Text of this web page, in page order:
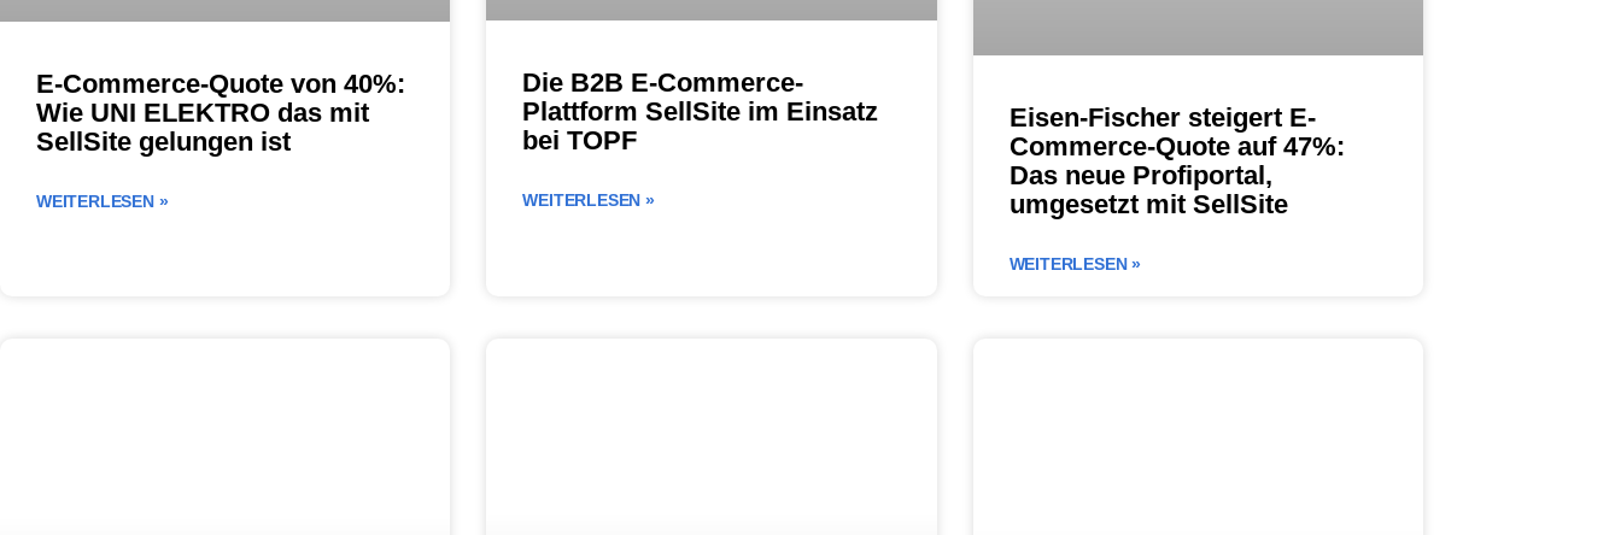
E-Commerce-Quote von 40%:
Wie UNI ELEKTRO das mit
SellSite gelungen ist
WEITERLESEN »
Die B2B E-Commerce-
Plattform SellSite im Einsatz
bei TOPF
WEITERLESEN »
Eisen-Fischer steigert E-
Commerce-Quote auf 47%:
Das neue Profiportal,
umgesetzt mit SellSite
WEITERLESEN »